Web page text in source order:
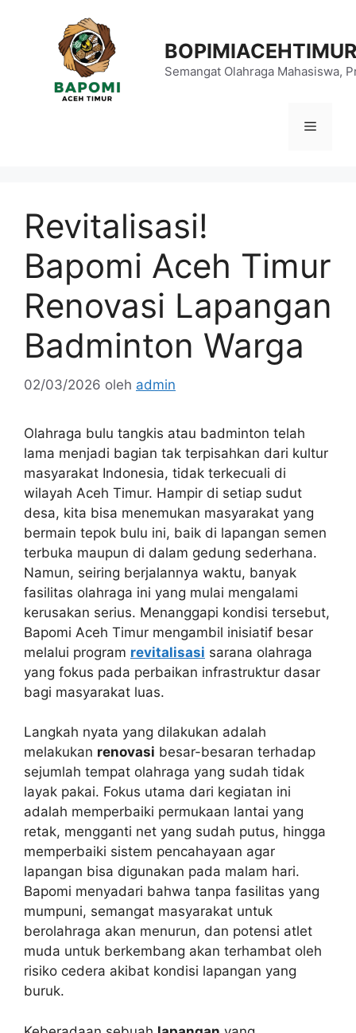
BOPIMIACEHTIMUR
Semangat Olahraga Mahasiswa,
Menu
Revitalisasi!
Bapomi Aceh Timur
Renovasi Lapangan
Badminton Warga
02/03/2026 oleh admin
Olahraga bulu tangkis atau badminton telah
lama menjadi bagian tak terpisahkan dari kultur
masyarakat Indonesia, tidak terkecuali di
wilayah Aceh Timur. Hampir di setiap sudut
desa, kita bisa menemukan masyarakat yang
bermain tepok bulu ini, baik di lapangan semen
terbuka maupun di dalam gedung sederhana.
Namun, seiring berjalannya waktu, banyak
fasilitas olahraga ini yang mulai mengalami
kerusakan serius. Menanggapi kondisi tersebut,
Bapomi Aceh Timur mengambil inisiatif besar
melalui program revitalisasi sarana olahraga
yang fokus pada perbaikan infrastruktur dasar
bagi masyarakat luas.
Langkah nyata yang dilakukan adalah
melakukan renovasi besar-besaran terhadap
sejumlah tempat olahraga yang sudah tidak
layak pakai. Fokus utama dari kegiatan ini
adalah memperbaiki permukaan lantai yang
retak, mengganti net yang sudah putus, hingga
memperbaiki sistem pencahayaan agar
lapangan bisa digunakan pada malam hari.
Bapomi menyadari bahwa tanpa fasilitas yang
mumpuni, semangat masyarakat untuk
berolahraga akan menurun, dan potensi atlet
muda untuk berkembang akan terhambat oleh
risiko cedera akibat kondisi lapangan yang
buruk.